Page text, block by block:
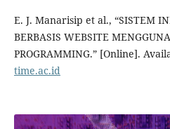
E. J. Manarisip et al., “SISTEM
BERBASIS WEBSITE
PROGRAMMING.” [Online].
time.ac.id